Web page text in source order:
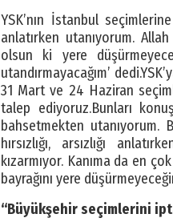
YSK’nın İstanbul
anlatırken utanıyorum.
olsun ki yere
utandırmayacağım’
31 Mart ve 24 Haziran
talep ediyoruz.Bunları
bahsetmekten utanıyorum.
hırsızlığı, arsızlığı
kızarmıyor. Kanıma da en
bayrağını yere
“Büyükşehir seçimlerini